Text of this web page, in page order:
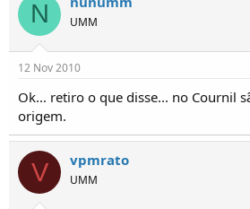
N UMM
12 Nov 2010
Ok... retiro o que disse... no Cournil
origem.
V vpmrato
UMM